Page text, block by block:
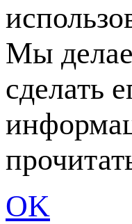
Мы
сделать
OK